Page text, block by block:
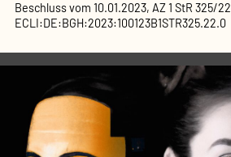
Beschlussvom 10.01.2023, AZ1 StR 325/22
ECLI:DE:BGH:2023:100123B1STR325.22.0